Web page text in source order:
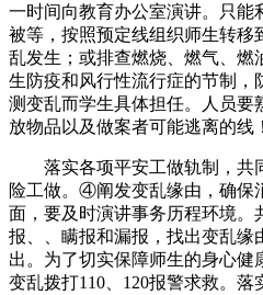
一时间向教育办公室演讲。只能
被等，按照预定线组织师生转移
乱发生；或排查燃烧、燃气、燃
生防疫和风行性流行症的节制，
测变乱而学生具体担任。人员要
放物品以及做案者可能逃离的线！
落实各项平安工做轨制，共
险工做。④阐发变乱缘由，确保
面，要及时演讲事务历程环境。
报、、瞒报和漏报，找出变乱缘
出。为了切实保障师生的身心
变乱拨打110、120报警求救。